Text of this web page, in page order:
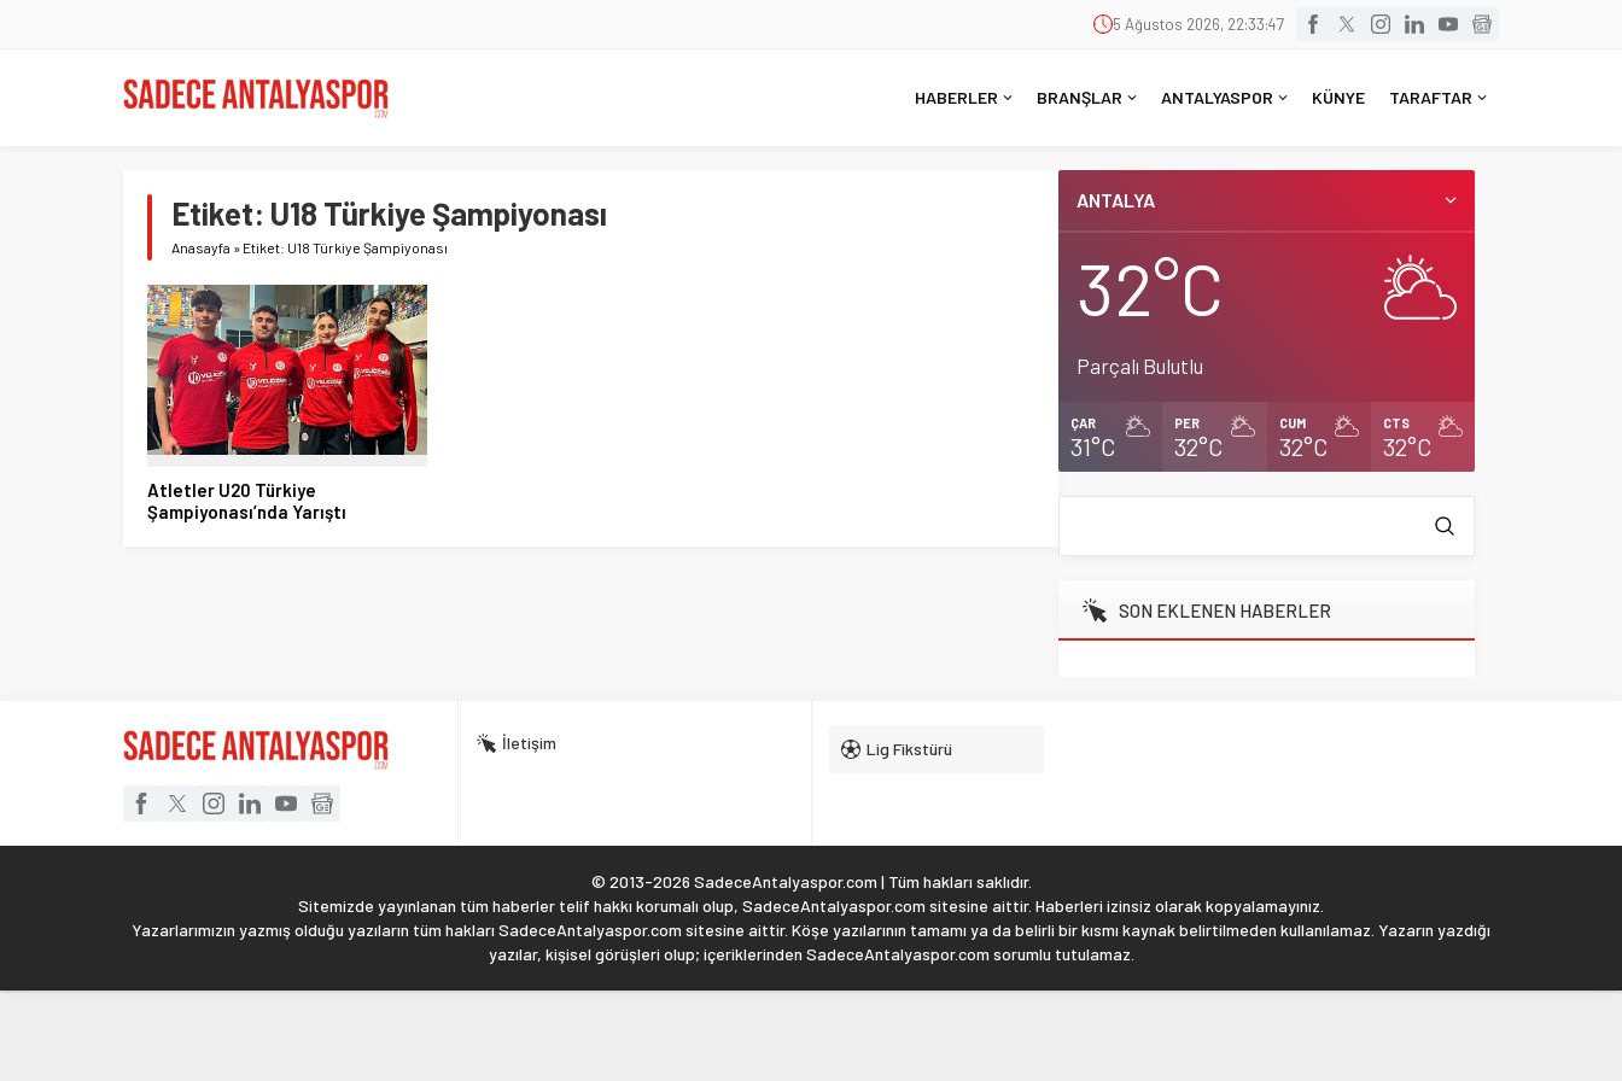
5 Ağustos 2026, 22:33:48
HABERLER BRANŞLAR ANTALYASPOR KÜNYE TARAFTAR
Etiket: U18 Türkiye Şampiyonası
Anasayfa » Etiket: U18 Türkiye Şampiyonası
Atletler U20 Türkiye
Şampiyonası’nda Yarıştı
ANTALYA
32°C
Parçalı Bulutlu
ÇAR
31°C
PER
32°C
CUM
32°C
CTS
32°C
SON EKLENEN HABERLER
İletişim Lig Fikstürü
© 2013-2026 SadeceAntalyaspor.com | Tüm hakları saklıdır.
Sitemizde yayınlanan tüm haberler telif hakkı korumalı olup, SadeceAntalyaspor.com sitesine aittir. Haberleri izinsiz olarak kopyalamayınız.
Yazarlarımızın yazmış olduğu yazıların tüm hakları SadeceAntalyaspor.com sitesine aittir. Köşe yazılarının tamamı ya da belirli bir kısmı kaynak belirtilmeden kullanılamaz. Yazarın yazdığı
yazılar, kişisel görüşleri olup; içeriklerinden SadeceAntalyaspor.com sorumlu tutulamaz.